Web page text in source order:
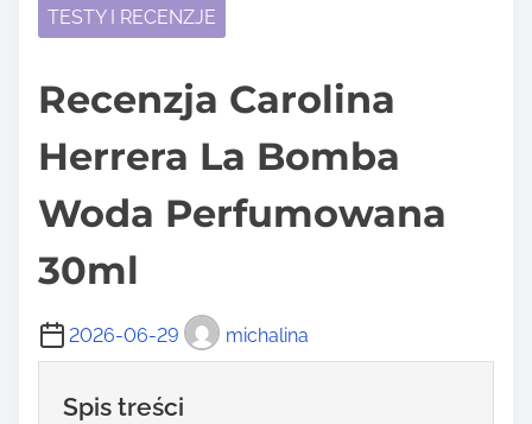
TESTY I RECENZJE
Recenzja Carolina
Herrera La Bomba
Woda Perfumowana
30ml
2026-06-29 michalina
Spis treści